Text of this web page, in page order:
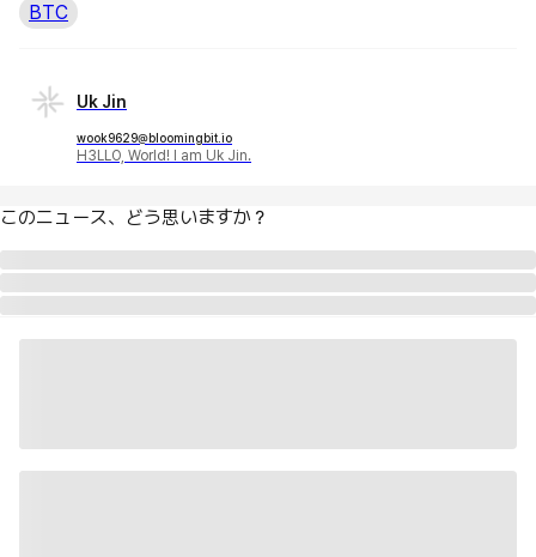
BTC
Uk Jin
wook9629@bloomingbit.io
H3LLO, World! I am Uk Jin.
このニュース、どう思いますか？